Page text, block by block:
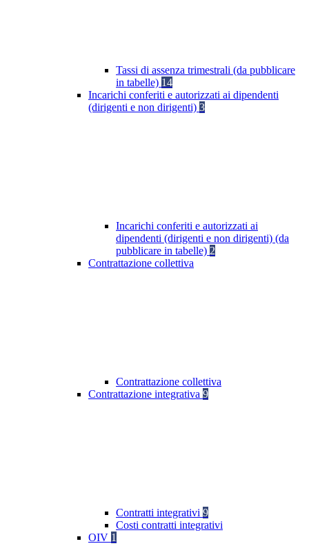
Tassi di assenza trimestrali (da pubblicare
in tabelle) 14
Incarichi conferiti e autorizzati ai dipendenti
(dirigenti e non dirigenti) 3
Incarichi conferiti e autorizzati ai
dipendenti (dirigenti e non dirigenti) (da
pubblicare in tabelle) 2
Contrattazione collettiva
Contrattazione collettiva
Contrattazione integrativa 9
Contratti integrativi 9
Costi contratti integrativi
OIV 1